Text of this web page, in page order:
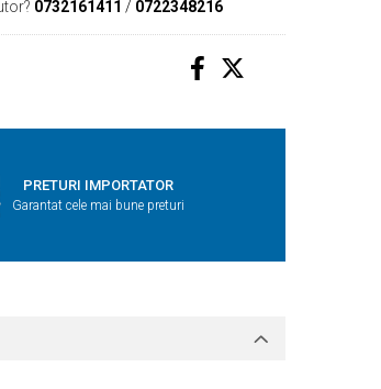
0732161411 / 0722348216
PRETURI IMPORTATOR
Garantat cele mai bune preturi